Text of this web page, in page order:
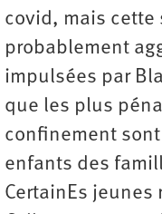
covid, mais cette
probablement
impulsées par
que les plus
confinement
enfants des
CertainEs jeunes